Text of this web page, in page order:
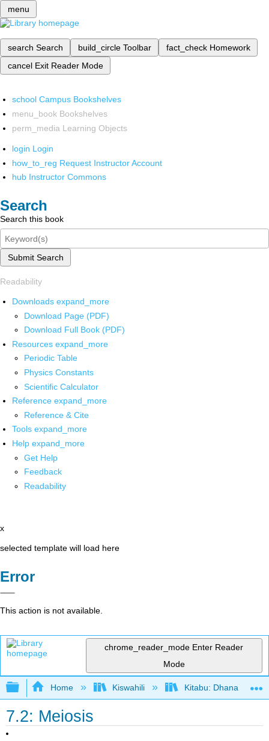
menu
search Search build_circle Toolbar fact_check Homework
cancel Exit Reader Mode
school Campus Bookshelves
menu_book Bookshelves
perm_media Learning Objects
login Login
how_to_reg Request Instructor Account
hub Instructor Commons
Search
Search this book
Submit Search
Readability
Downloads expand_more
Download Page (PDF)
Download Full Book (PDF)
Resources expand_more
Periodic Table
Physics Constants
Scientific Calculator
Reference expand_more
Reference & Cite
Tools expand_more
Help expand_more
Get Help
Feedback
Readability
x
selected template will load here
Error
This action is not available.
chrome_reader_mode Enter Reader
Mode
Expand/collapse global hierarchy
Home Kiswahili Kitabu: Dhana katika
7.2: Meiosis